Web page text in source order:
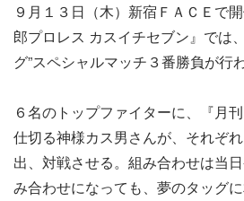
９月１３日（木）新宿ＦＡＣＥで
郎プロレス カスイチセブン』では
グ”スペシャルマッチ３番勝負が行
６名のトップファイターに、『月
仕切る神様カス男さんが、それぞ
出、対戦させる。組み合わせは当
み合わせになっても、夢のタッグ